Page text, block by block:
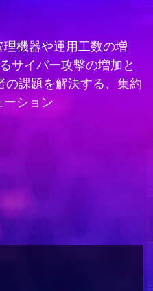
機器や運用工数の増
サイバー攻撃の増加と
課題を解決する、 集約
ション